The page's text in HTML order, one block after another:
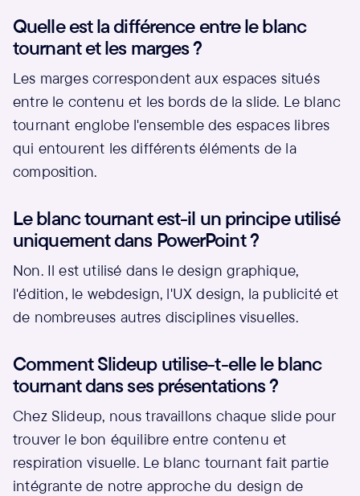
Quelle est la différence entre le blanc
tournant et les marges ?
Les marges correspondent aux espaces situés
entre le contenu et les bords de la slide. Le blanc
tournant englobe l'ensemble des espaces libres
qui entourent les différents éléments de la
composition.
Le blanc tournant est-il un principe utilisé
uniquement dans PowerPoint ?
Non. Il est utilisé dans le design graphique,
l'édition, le webdesign, l'UX design, la publicité et
de nombreuses autres disciplines visuelles.
Comment Slideup utilise-t-elle le blanc
tournant dans ses présentations ?
Chez Slideup, nous travaillons chaque slide pour
trouver le bon équilibre entre contenu et
respiration visuelle. Le blanc tournant fait partie
intégrante de notre approche du design de